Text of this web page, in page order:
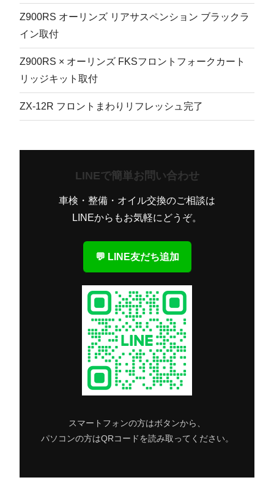
Z900RS オーリンズ リアサスペンション ブラックラ
イン取付
Z900RS × オーリンズ FKSフロントフォークカート
リッジキット取付
ZX-12R フロントまわりリフレッシュ完了
LINEで簡単お問い合わせ
車検・整備・オイル交換のご相談は
LINEからもお気軽にどうぞ。
💬 LINE友だち追加
スマートフォンの方はボタンから、
パソコンの方はQRコードを読み取ってください。